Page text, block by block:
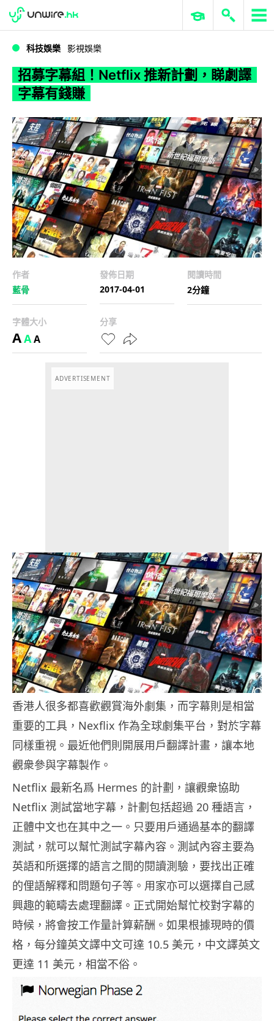
WWDC 2026 ERP 與商業 AI
科技娛樂 影視娛樂
招募字幕組！Netflix 推新計劃，睇劇譯
字幕有錢賺
作者
藍骨
發佈日期
2017-04-01
閱讀時間
2分鐘
字體大小
AAA
分享
ADVERTISEMENT
香港人很多都喜歡觀賞海外劇集，而字幕則是相當
重要的工具，Nexflix 作為全球劇集平台，對於字幕
同樣重視。最近他們則開展用戶翻譯計畫，讓本地
觀衆參與字幕製作。
Netflix 最新名爲 Hermes 的計劃，讓觀衆協助
Netflix 測試當地字幕，計劃包括超過 20 種語言，
正體中文也在其中之一。只要用戶通過基本的翻譯
測試，就可以幫忙測試字幕內容。測試內容主要為
英語和所選擇的語言之間的閱讀測驗，要找出正確
的俚語解釋和問題句子等。用家亦可以選擇自己感
興趣的範疇去處理翻譯。正式開始幫忙校對字幕的
時候，將會按工作量計算薪酬。如果根據現時的價
格，每分鐘英文譯中文可達 10.5 美元，中文譯英文
更達 11 美元，相當不俗。